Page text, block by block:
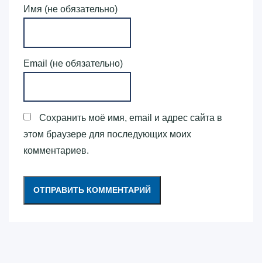
Имя (не обязательно)
Email (не обязательно)
Сохранить моё имя, email и адрес сайта в
этом браузере для последующих моих
комментариев.